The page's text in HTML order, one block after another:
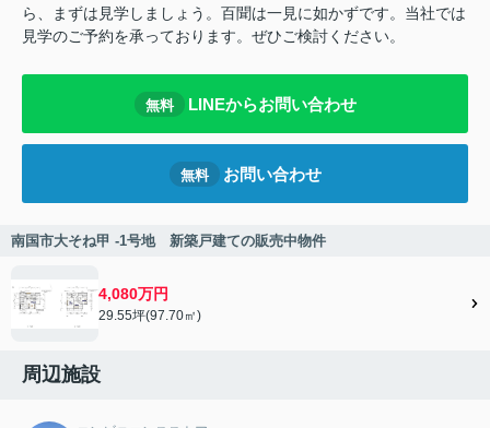
ら、まずは見学しましょう。百聞は一見に如かずです。当社では
見学のご予約を承っております。ぜひご検討ください。
無料 LINEからお問い合わせ
無料 お問い合わせ
南国市大そね甲 -1号地 新築戸建ての販売中物件
4,080万円
29.55坪(97.70㎡)
周辺施設